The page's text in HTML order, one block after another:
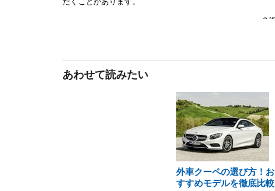
あわせて読みたい
外車クーペの選び方！お
すすめモデルを徹底比較